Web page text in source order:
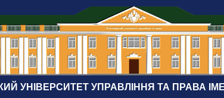
УНІВЕРСИТЕТ УПРАВЛІННЯ ТА ПРАВА